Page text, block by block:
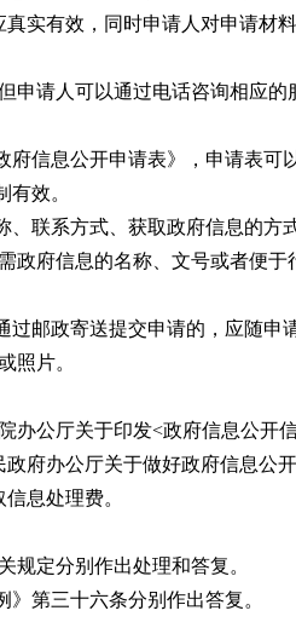
实有效，同时申请人对申请材
请人可以通过电话咨询相应的
府信息公开申请表》，申请表可
有效。
、联系方式、获取政府信息的方
政府信息的名称、文号或者便于
过邮政寄送提交申请的，应随申
照片。
办公厅关于印发<政府信息公开
府办公厅关于做好政府信息公
息处理费。
规定分别作出处理和答复。
第三十六条分别作出答复。